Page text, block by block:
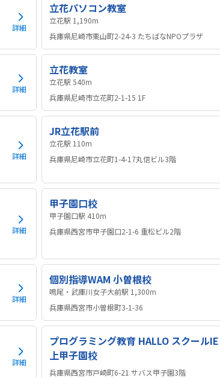
詳細
立花パソコン教室
立花駅 1,190m
兵庫県尼崎市栗山町2-24-3 たちばなNPOプラザ
詳細
立花教室
立花駅 540m
兵庫県尼崎市立花町2-1-15 1F
詳細
JR立花駅前
立花駅 110m
兵庫県尼崎市立花町1-4-17丸信ビル3階
詳細
甲子園口校
甲子園口駅 410m
兵庫県西宮市甲子園口2-1-6 重松ビル2階
詳細
個別指導WAM 小曽根校
鳴尾・武庫川女子大前駅 1,300m
兵庫県西宮市小曽根町3-1-36
詳細
プログラミング教育 HALLO スクールIE
上甲子園校
兵庫県西宮市戸崎町6-21 サバス甲子園3階